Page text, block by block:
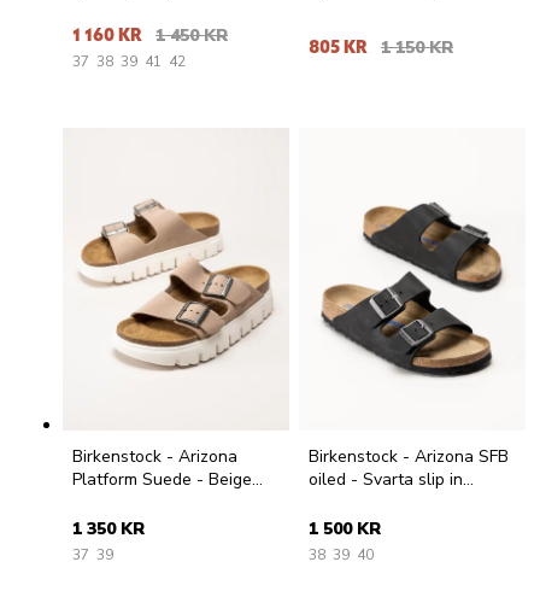
1 160 KR 1 450 KR
37 38 39 41 42
805 KR 1 150 KR
Birkenstock - Arizona
Platform Suede - Beige
1 350 KR
37 39
Birkenstock - Arizona SFB
oiled - Svarta slip in
1 500 KR
38 39 40